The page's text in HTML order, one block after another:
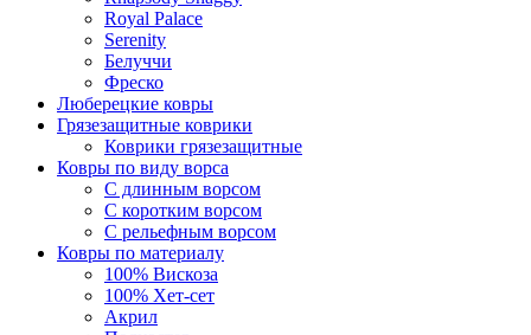
Royal Palace
Serenity
Белуччи
Фреско
Люберецкие ковры
Грязезащитные коврики
Коврики грязезащитные
Ковры по виду ворса
С длинным ворсом
С коротким ворсом
С рельефным ворсом
Ковры по материалу
100% Вискоза
100% Хет-сет
Акрил